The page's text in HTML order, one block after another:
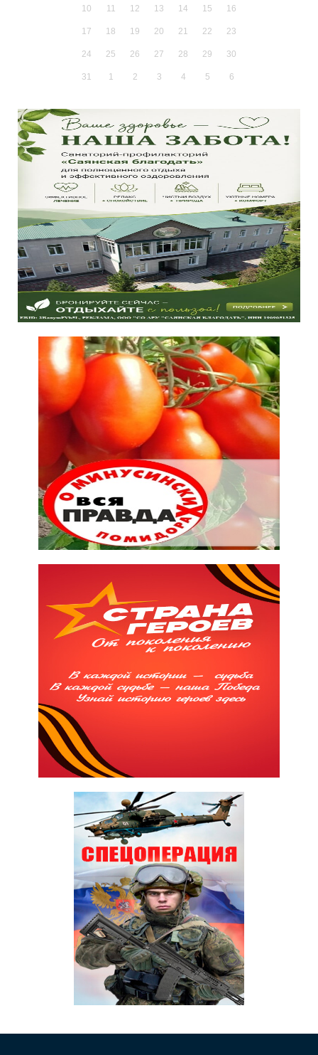
10 11 12 13 14 15 16
17 18 19 20 21 22 23
24 25 26 27 28 29 30
31 1 2 3 4 5 6